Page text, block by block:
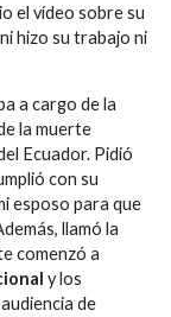
el vídeo sobre su
hizo su trabajo ni
a cargo de la
la muerte
Ecuador. Pidió
con su
esposo para que
llamó la
comenzó a
y los
de